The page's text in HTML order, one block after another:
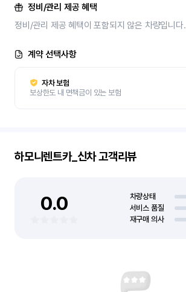
정비/관리 제공 혜택
정비/관리 제공 혜택이 포함되지 않은 차량입니다.
계약 선택사항
자차 보험
보상한도 내 면책금이 있는 보험
하모니렌트카_신차고객리뷰
0.0 차량상태
서비스 품질
재구매 의사